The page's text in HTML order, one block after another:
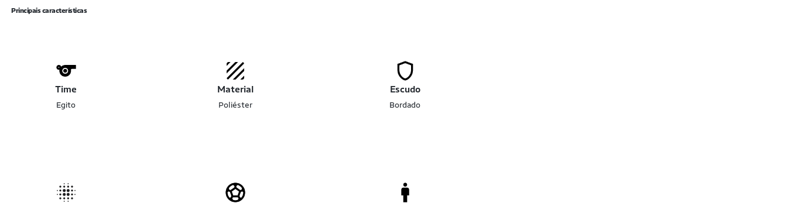
Principais características
Time
Egito
Material
Poliéster
Escudo
Bordado